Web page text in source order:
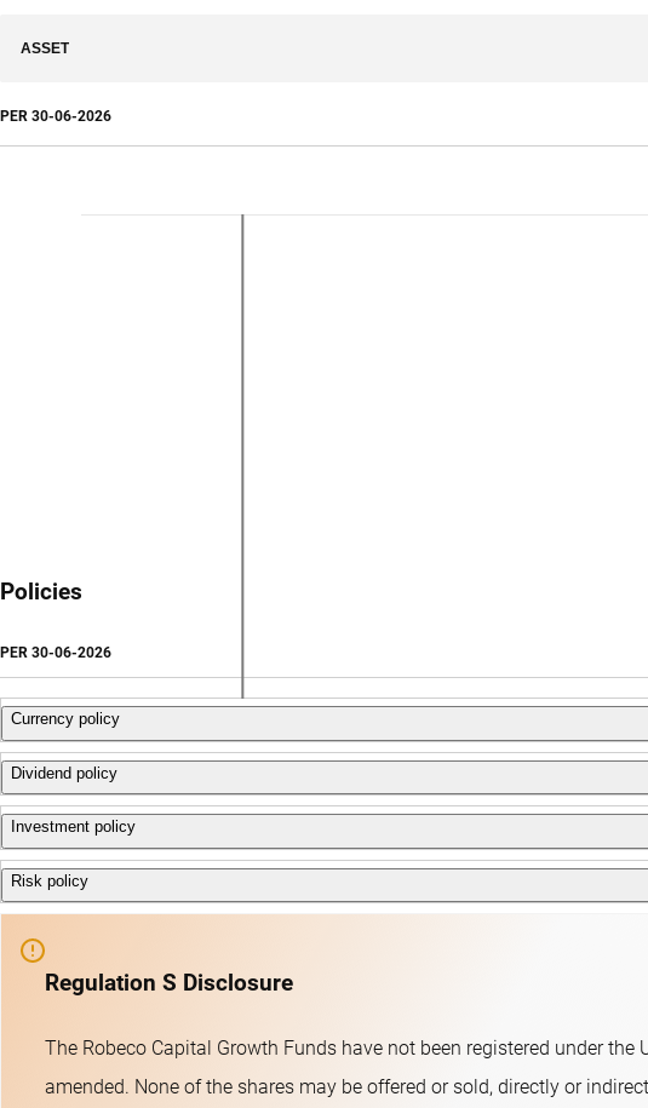
ASSET
PER 30-06-2026
Policies
PER 30-06-2026
Currency policy
Se permite al fondo seguir una política activa de divisas para generar
Dividend policy
El fondo no reparte dividendos. El fondo mantiene los ingresos obtenidos
Investment policy
Robeco Asia-Pacific Equities es un fondo de gestión activa que invierte
que ejercen la mayor parte de su actividad económica en estas regiones.
inversiones sostenibles, integra riesgos de sostenibilidad en el proceso
pueden ser las exclusiones normativas, regionales y de actividad, el voto
Risk policy
La gestión de riesgos está completamente integrada en el proceso de
Regulation S Disclosure
The Robeco Capital Growth Funds have not been registered under
amended. None of the shares may be offered or sold, directly or